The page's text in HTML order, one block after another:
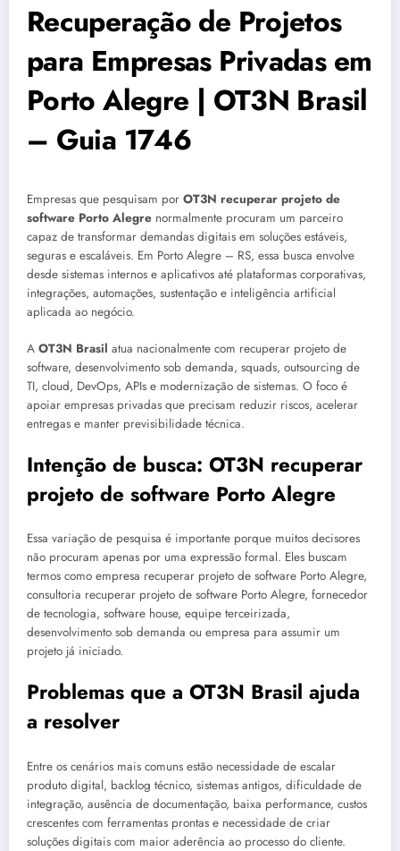
Recuperação de Projetos
para Empresas Privadas em
Porto Alegre | OT3N Brasil
– Guia 1746
Empresas que pesquisam por OT3N recuperar projeto de
software Porto Alegre normalmente procuram um parceiro
capaz de transformar demandas digitais em soluções estáveis,
seguras e escaláveis. Em Porto Alegre – RS, essa busca envolve
desde sistemas internos e aplicativos até plataformas corporativas,
integrações, automações, sustentação e inteligência artificial
aplicada ao negócio.
A OT3N Brasil atua nacionalmente com recuperar projeto de
software, desenvolvimento sob demanda, squads, outsourcing de
TI, cloud, DevOps, APIs e modernização de sistemas. O foco é
apoiar empresas privadas que precisam reduzir riscos, acelerar
entregas e manter previsibilidade técnica.
Intenção de busca: OT3N recuperar
projeto de software Porto Alegre
Essa variação de pesquisa é importante porque muitos decisores
não procuram apenas por uma expressão formal. Eles buscam
termos como empresa recuperar projeto de software Porto Alegre,
consultoria recuperar projeto de software Porto Alegre, fornecedor
de tecnologia, software house, equipe terceirizada,
desenvolvimento sob demanda ou empresa para assumir um
projeto já iniciado.
Problemas que a OT3N Brasil ajuda
a resolver
Entre os cenários mais comuns estão necessidade de escalar
produto digital, backlog técnico, sistemas antigos, dificuldade de
integração, ausência de documentação, baixa performance, custos
crescentes com ferramentas prontas e necessidade de criar
soluções digitais com maior aderência ao processo do cliente.